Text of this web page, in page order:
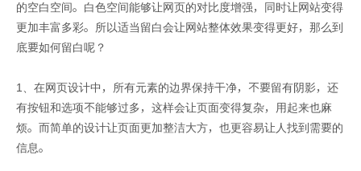
的空白空间。白色空间能够让网页的对比度增强，同时让网站变得
更加丰富多彩。所以适当留白会让网站整体效果变得更好，那么到
底要如何留白呢？
1、在网页设计中，所有元素的边界保持干净，不要留有阴影，还
有按钮和选项不能够过多，这样会让页面变得复杂，用起来也麻
烦。而简单的设计让页面更加整洁大方，也更容易让人找到需要的
信息。